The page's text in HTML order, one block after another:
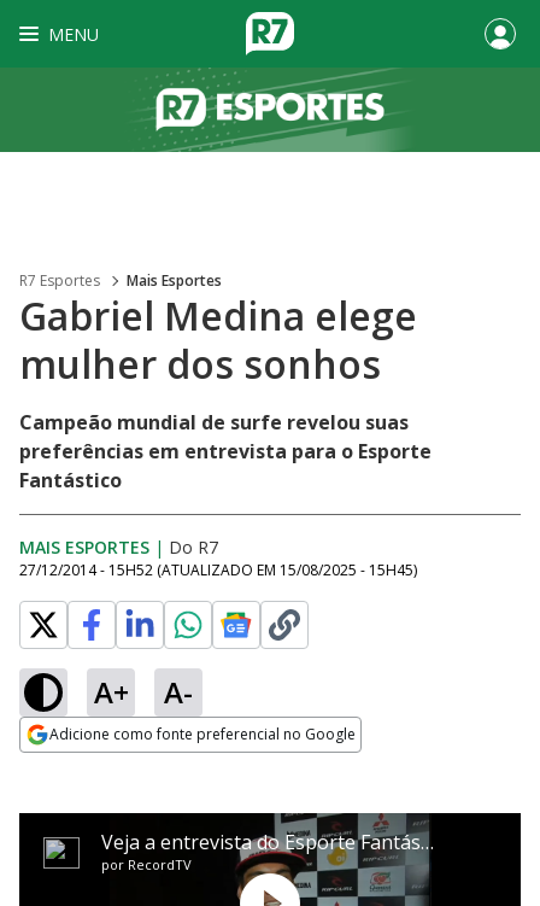
MENU
R7 Esportes Mais Esportes
Gabriel Medina elege
mulher dos sonhos
Campeão mundial de surfe revelou suas
preferências em entrevista para o Esporte
Fantástico
MAIS ESPORTES | Do R7
27/12/2014 - 15H52 (ATUALIZADO EM 15/08/2025 - 15H45)
A+ A-
Adicione como fonte preferencial no Google